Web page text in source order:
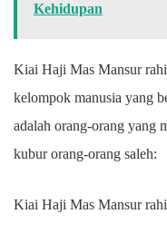
Kehidupan
Kiai Haji Mas Mansur
kelompok manusia yang
adalah orang-orang yang
kubur orang-orang saleh:
Kiai Haji Mas Mansur